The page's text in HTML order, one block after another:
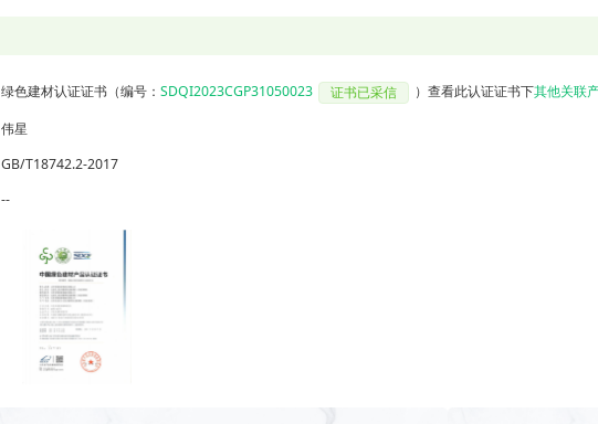
绿色建材认证证书（编号： SDQI2023CGP31050023 证书已采信 ） 查看此认证证书下其他关联
伟星
GB/T18742.2-2017
--